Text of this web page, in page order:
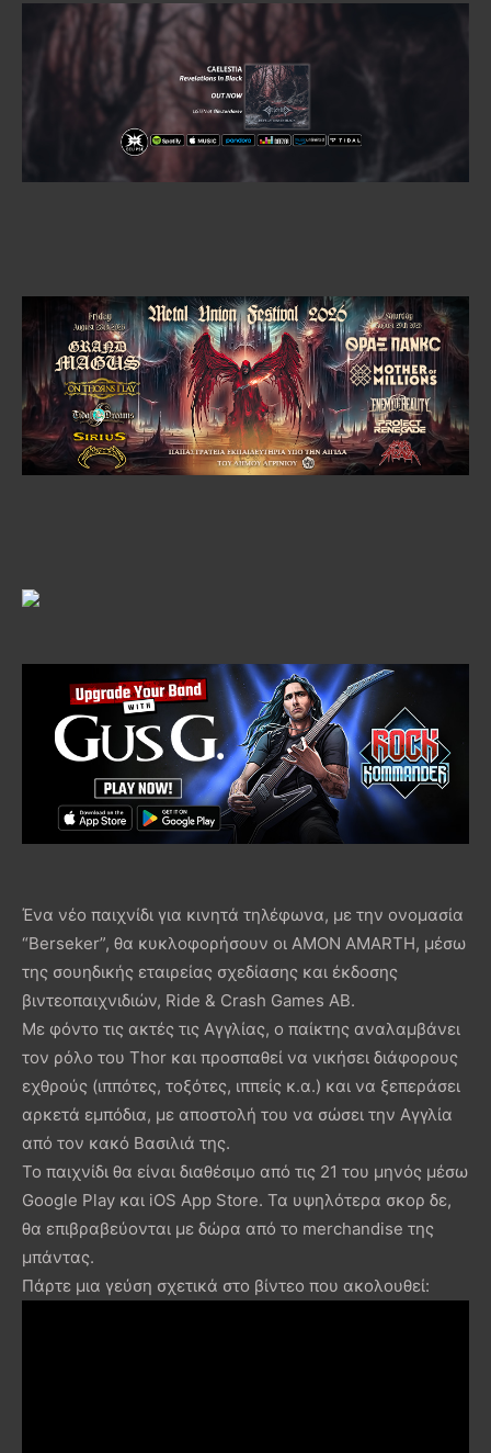
Ένα νέο παιχνίδι για κινητά τηλέφωνα, με την ονομασία
“Berseker”, θα κυκλοφορήσουν οι AMON AMARTH, μέσω
της σουηδικής εταιρείας σχεδίασης και έκδοσης
βιντεοπαιχνιδιών, Ride & Crash Games AB.
Με φόντο τις ακτές τις Αγγλίας, ο παίκτης αναλαμβάνει
τον ρόλο του Thor και προσπαθεί να νικήσει διάφορους
εχθρούς (ιππότες, τοξότες, ιππείς κ.α.) και να ξεπεράσει
αρκετά εμπόδια, με αποστολή του να σώσει την Αγγλία
από τον κακό Βασιλιά της.
Το παιχνίδι θα είναι διαθέσιμο από τις 21 του μηνός μέσω
Google Play και iOS App Store. Τα υψηλότερα σκορ δε,
θα επιβραβεύονται με δώρα από το merchandise της
μπάντας.
Πάρτε μια γεύση σχετικά στο βίντεο που ακολουθεί: